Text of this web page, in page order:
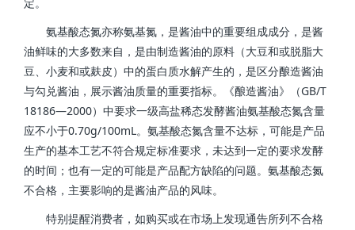
氨基酸态氮亦称氨基氮，是酱油中的重要组成成分，是酱
油鲜味的大多数来自，是由制造酱油的原料（大豆和或脱脂大
豆、小麦和或麸皮）中的蛋白质水解产生的，是区分酿造酱油
与勾兑酱油，展示酱油质量的重要指标。《酿造酱油》（GB/T
18186—2000）中要求一级高盐稀态发酵酱油氨基酸态氮含量
应不小于0.70g/100mL。氨基酸态氮含量不达标，可能是产品
生产的基本工艺不符合规定标准要求，未达到一定的要求发酵
的时间；也有一定的可能是产品配方缺陷的问题。氨基酸态氮
不合格，主要影响的是酱油产品的风味。
特别提醒消费者，如购买或在市场上发现通告所列不合格